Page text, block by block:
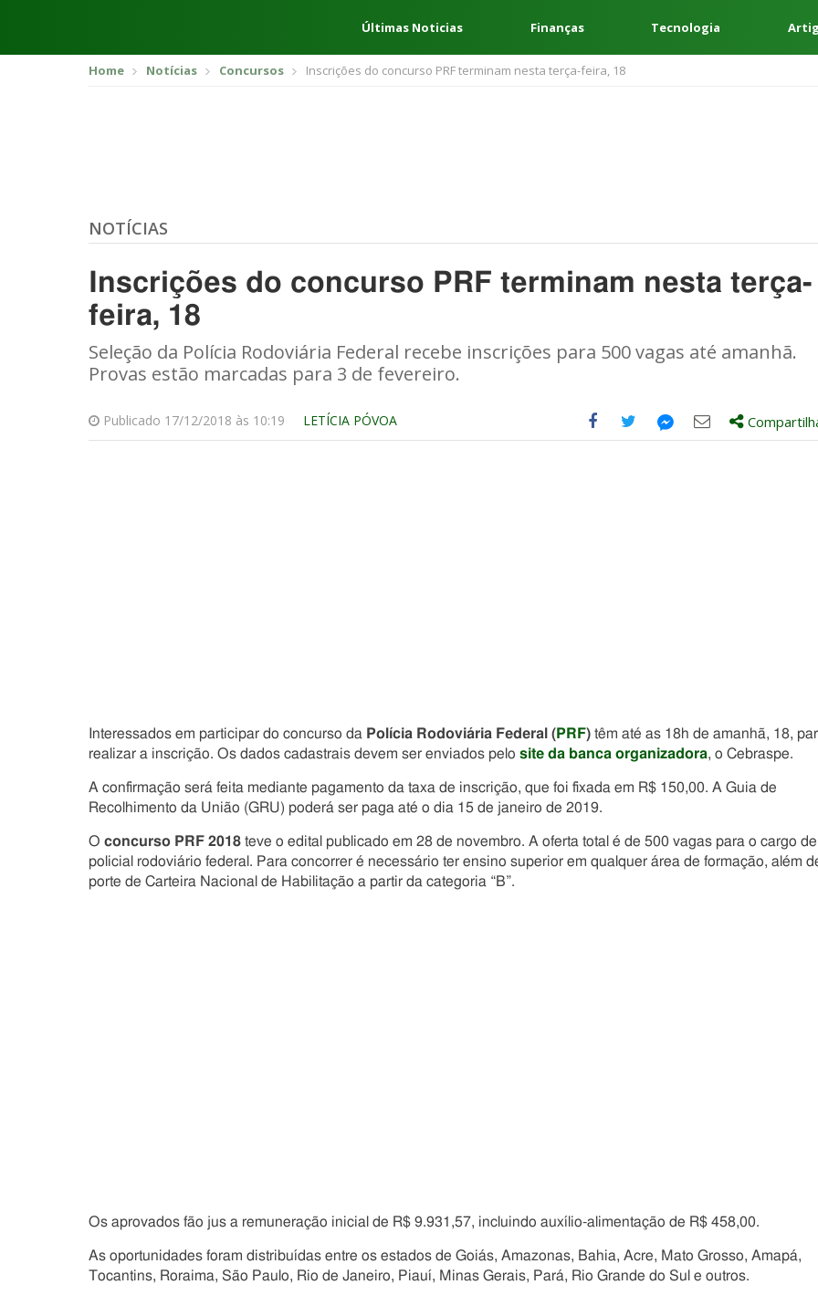
Últimas Noticias Finanças Tecnologia
Home Notícias Concursos Inscrições do concurso PRF terminam nesta terça-feira, 18
NOTÍCIAS
Inscrições do concurso PRF terminam nesta terça-
feira, 18
Seleção da Polícia Rodoviária Federal recebe inscrições para 500 vagas até amanhã.
Provas estão marcadas para 3 de fevereiro.
Publicado 17/12/2018 às 10:19 LETÍCIA PÓVOA
Compartilhe
CompartilheCompartilhe
Interessados em participar do concurso da Polícia Rodoviária Federal (PRF) têm até as 18h de amanhã, 18,
realizar a inscrição. Os dados cadastrais devem ser enviados pelo site da banca organizadora, o Cebraspe.
A confirmação será feita mediante pagamento da taxa de inscrição, que foi fixada em R$ 150,00. A Guia de
Recolhimento da União (GRU) poderá ser paga até o dia 15 de janeiro de 2019.
O concurso PRF 2018 teve o edital publicado em 28 de novembro. A oferta total é de 500 vagas para o cargo de
policial rodoviário federal. Para concorrer é necessário ter ensino superior em qualquer área de formação, além
porte de Carteira Nacional de Habilitação a partir da categoria “B”.
Os aprovados fão jus a remuneração inicial de R$ 9.931,57, incluindo auxílio-alimentação de R$ 458,00.
As oportunidades foram distribuídas entre os estados de Goiás, Amazonas, Bahia, Acre, Mato Grosso, Amapá,
Tocantins, Roraima, São Paulo, Rio de Janeiro, Piauí, Minas Gerais, Pará, Rio Grande do Sul e outros.